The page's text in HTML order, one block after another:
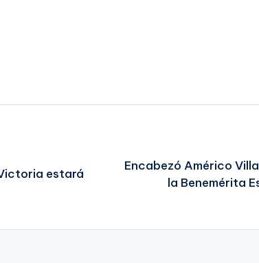
estará
Encabezó Américo
la Benemérita